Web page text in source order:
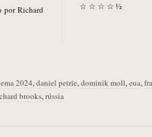
por Richard
☆ ☆ ☆ ☆ ½
2024,daniel petrie,dominik moll,eua,
brooks,rússia